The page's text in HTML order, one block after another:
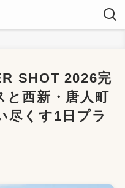
SHOT 2026完
と西新・唐人町
尽くす1日プラ